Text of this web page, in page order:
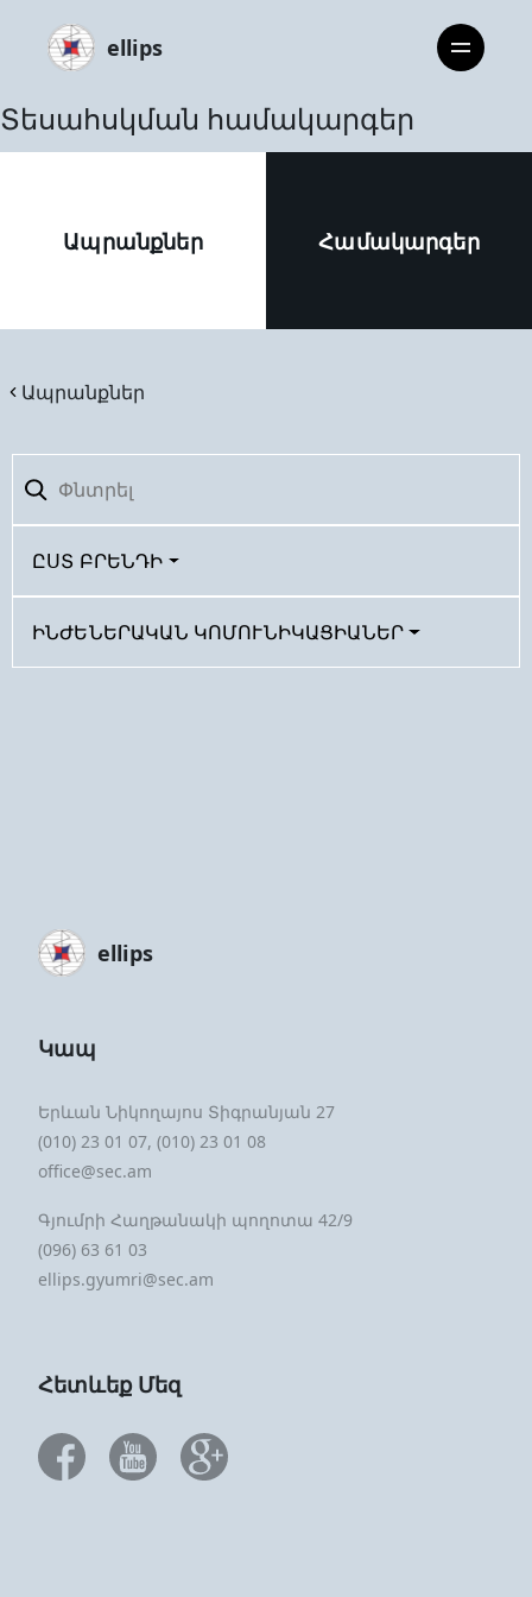
ellips
Տեսահսկման համակարգեր
Ապրանքներ Համակարգեր
Ապրանքներ
ԸՍՏ ԲՐԵՆԴԻ
ԻՆԺԵՆԵՐԱԿԱՆ ԿՈՄՈՒՆԻԿԱՑԻԱՆԵՐ
ellips
Կապ
Երևան Նիկողայոս Տիգրանյան 27
(010) 23 01 07, (010) 23 01 08
office@sec.am
Գյումրի Հաղթանակի պողոտա 42/9
(096) 63 61 03
ellips.gyumri@sec.am
Հետևեք Մեզ